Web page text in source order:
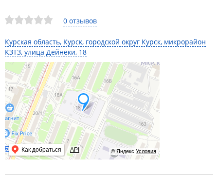
0 отзывов
Курская область, Курск, городской округ Курск, микрорайон
КЗТЗ, улица Дейнеки, 18
© Яндекс Условия
Как добраться API